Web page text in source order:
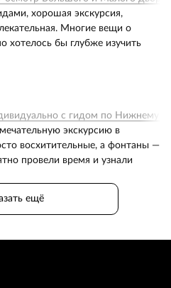
хорошая экскурсия,
Многие вещи о
хотелось бы глубже изучить
с гидом по Нижнему
экскурсию в
восхитительные, а фонтаны —
провели время и узнали
ещё